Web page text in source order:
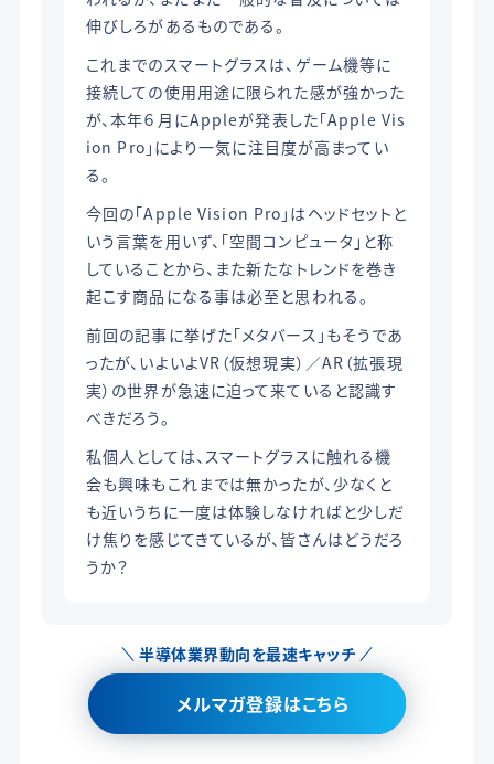
伸びしろがあるものである。
これまでのスマートグラスは、ゲーム機等に
接続しての使用用途に限られた感が強かった
が、本年６月にAppleが発表した「Apple Vis
ion Pro」により一気に注目度が高まってい
る。
今回の「Apple Vision Pro」はヘッドセットと
いう言葉を用いず、「空間コンピュータ」と称
していることから、また新たなトレンドを巻き
起こす商品になる事は必至と思われる。
前回の記事に挙げた「メタバース」もそうであ
ったが、いよいよVR（仮想現実）／AR（拡張現
実）の世界が急速に迫って来ていると認識す
べきだろう。
私個人としては、スマートグラスに触れる機
会も興味もこれまでは無かったが、少なくと
も近いうちに一度は体験しなければと少しだ
け焦りを感じてきているが、皆さんはどうだろ
うか？
半導体業界動向を最速キャッチ
メルマガ登録はこちら